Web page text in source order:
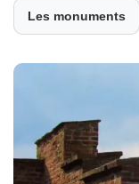
Les monuments